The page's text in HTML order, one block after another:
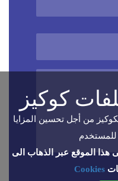
كوكيز
من أجل تحسين المزايا
للمستخدم
هذا الموقع عبر الذهاب الى
Cookies